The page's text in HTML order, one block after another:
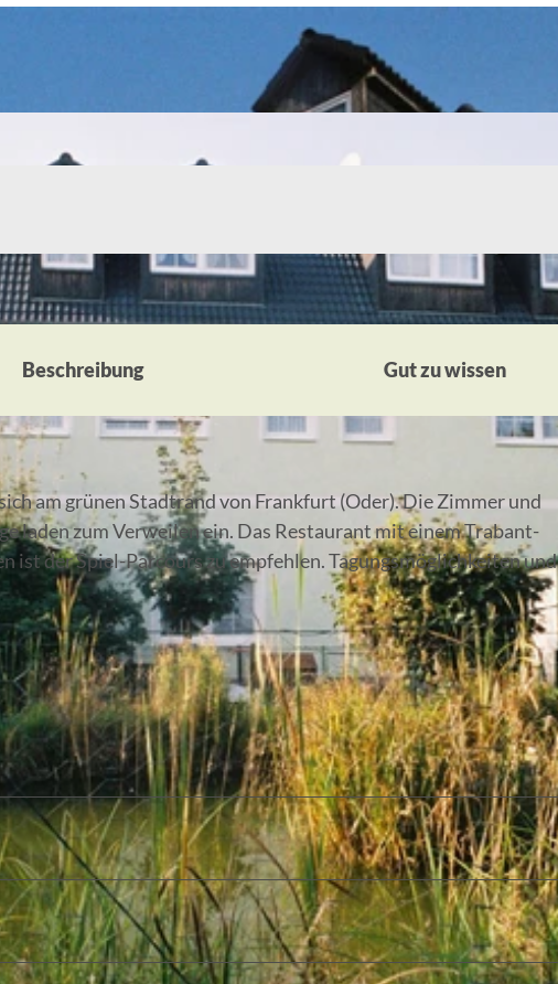
Beschreibung Gut zu wissen
am grünen Stadtrand von Frankfurt (Oder). Die Zimmer und
laden zum Verweilen ein. Das Restaurant mit einem Trabant-
ist der Spiel-Parcours zu empfehlen. Tagungsmöglichkeiten und